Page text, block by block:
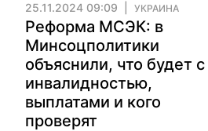
25.11.2024 09:09 УКРАИНА
Реформа МСЭК: в
Минсоцполитики
объяснили, что будет с
инвалидностью,
выплатами и кого
проверят